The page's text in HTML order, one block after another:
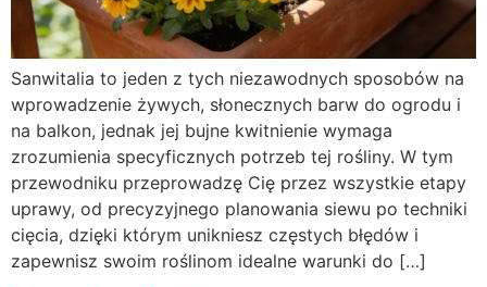
Sanwitalia to jeden z tych niezawodnych sposobów na
wprowadzenie żywych, słonecznych barw do ogrodu i
na balkon, jednak jej bujne kwitnienie wymaga
zrozumienia specyficznych potrzeb tej rośliny. W tym
przewodniku przeprowadzę Cię przez wszystkie etapy
uprawy, od precyzyjnego planowania siewu po techniki
cięcia, dzięki którym unikniesz częstych błędów i
zapewnisz swoim roślinom idealne warunki do […]